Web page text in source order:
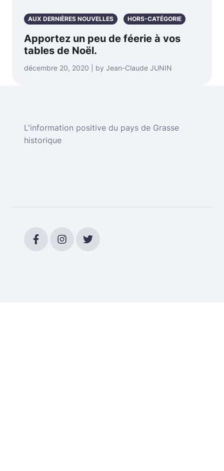
AUX DERNIÈRES NOUVELLES HORS-CATÉGORIE
Apportez un peu de féerie à vos
tables de Noël.
décembre 20, 2020 | by Jean-Claude JUNIN
L'information positive du pays de Grasse
historique